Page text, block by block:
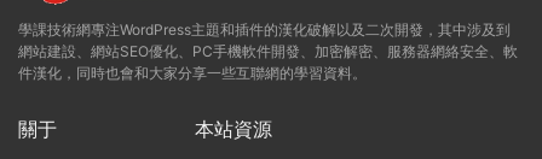
學課技術網專注WordPress主題和插件的漢化破解以及二次開發，其中涉及到
網站建設、網站SEO優化、PC手機軟件開發、加密解密、服務器網絡安全、軟
件漢化，同時也會和大家分享一些互聯網的學習資料。
關于 本站資源